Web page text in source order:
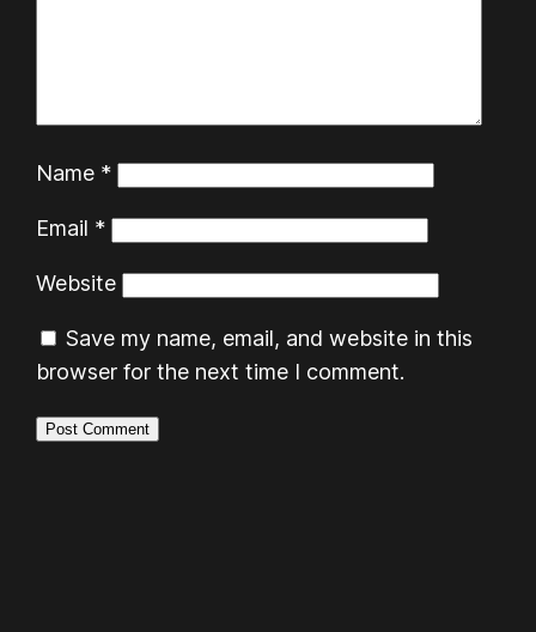
Name *
Email *
Website
Save my name, email, and website in this
browser for the next time I comment.